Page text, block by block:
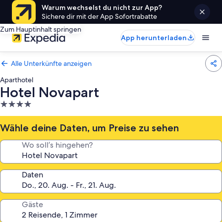
Warum wechselst du nicht zur App?
Sichere dir mit der App Sofortrabatte
Zum Hauptinhalt springen
App herunterladen
Alle Unterkünfte anzeigen
Aparthotel
Hotel Novapart
4.0-
Sterne-
Unterkunft
Wähle deine Daten, um Preise zu sehen
Wo soll’s hingehen?
Daten
Gäste